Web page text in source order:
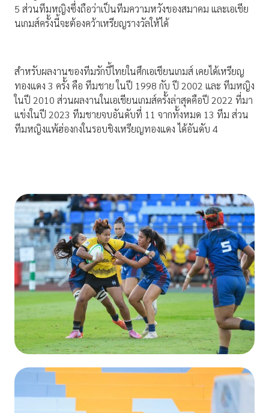
5 ส่วนทีมหญิงซึ่งถือว่าเป็นทีมความหวังของสมาคม และเอเชีย
นเกมส์ครั้งนี้จะต้องคว้าเหรียญรางวัลให้ได้
สำหรับผลงานของทีมรักบี้ไทยในศึกเอเชียนเกมส์ เคยได้เหรียญ
ทองแดง 3 ครั้ง คือ ทีมชาย ในปี 1998 กับ ปี 2002 และ ทีมหญิง
ในปี 2010 ส่วนผลงานในเอเชียนเกมส์ครั้งล่าสุดคือปี 2022 ที่มา
แข่งในปี 2023 ทีมชายจบอันดับที่ 11 จากทั้งหมด 13 ทีม ส่วน
ทีมหญิงแพ้ฮ่องกงในรอบชิงเหรียญทองแดง ได้อันดับ 4